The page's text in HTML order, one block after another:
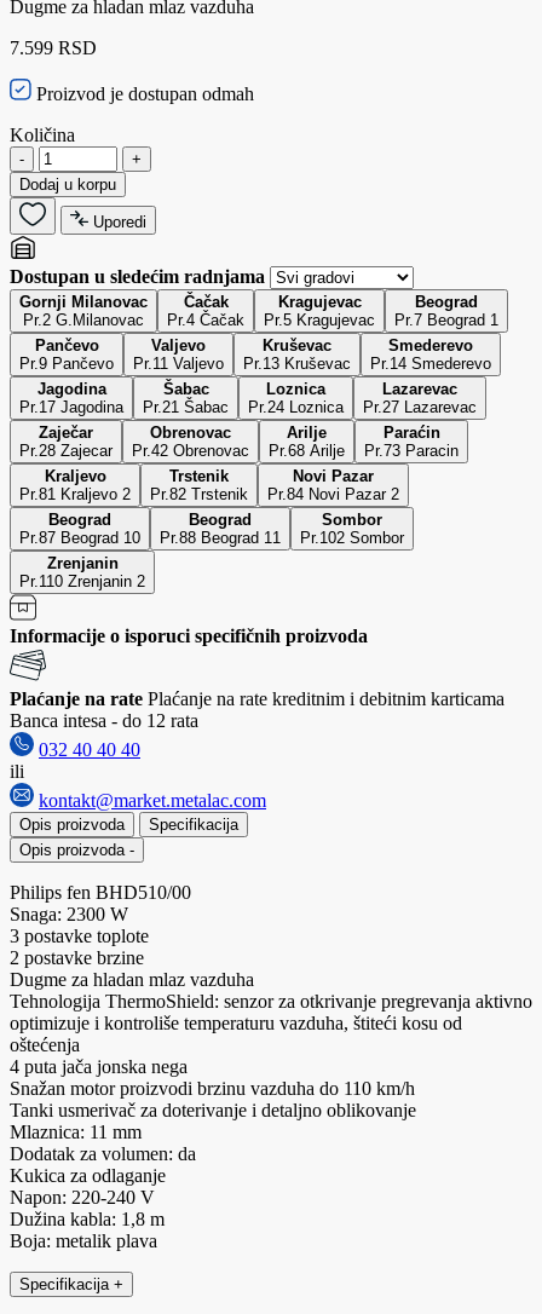
Dugme za hladan mlaz vazduha
7.599 RSD
Proizvod je dostupan odmah
Količina
-
+
Dodaj u korpu
Uporedi
Dostupan u sledećim radnjama
Gornji Milanovac
Pr.2 G.Milanovac
Čačak
Pr.4 Čačak
Kragujevac
Pr.5 Kragujevac
Beograd
Pr.7 Beograd 1
Pančevo
Pr.9 Pančevo
Valjevo
Pr.11 Valjevo
Kruševac
Pr.13 Kruševac
Smederevo
Pr.14 Smederevo
Jagodina
Pr.17 Jagodina
Šabac
Pr.21 Šabac
Loznica
Pr.24 Loznica
Lazarevac
Pr.27 Lazarevac
Zaječar
Pr.28 Zajecar
Obrenovac
Pr.42 Obrenovac
Arilje
Pr.68 Arilje
Paraćin
Pr.73 Paracin
Kraljevo
Pr.81 Kraljevo 2
Trstenik
Pr.82 Trstenik
Novi Pazar
Pr.84 Novi Pazar 2
Beograd
Pr.87 Beograd 10
Beograd
Pr.88 Beograd 11
Sombor
Pr.102 Sombor
Zrenjanin
Pr.110 Zrenjanin 2
Informacije o isporuci specifičnih proizvoda
Plaćanje na rate Plaćanje na rate kreditnim i debitnim karticama
Banca intesa - do 12 rata
032 40 40 40
ili
kontakt@market.metalac.com
Opis proizvoda
Specifikacija
Opis proizvoda -
Philips fen BHD510/00
Snaga: 2300 W
3 postavke toplote
2 postavke brzine
Dugme za hladan mlaz vazduha
Tehnologija ThermoShield: senzor za otkrivanje pregrevanja aktivno
optimizuje i kontroliše temperaturu vazduha, štiteći kosu od
oštećenja
4 puta jača jonska nega
Snažan motor proizvodi brzinu vazduha do 110 km/h
Tanki usmerivač za doterivanje i detaljno oblikovanje
Mlaznica: 11 mm
Dodatak za volumen: da
Kukica za odlaganje
Napon: 220-240 V
Dužina kabla: 1,8 m
Boja: metalik plava
Specifikacija +